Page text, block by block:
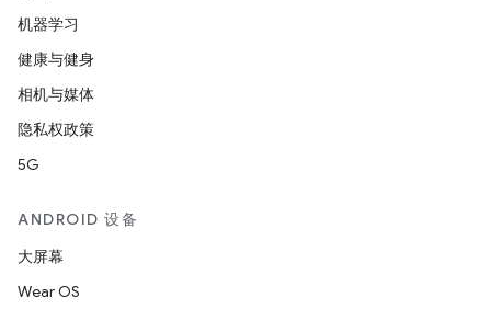
机器学习
健康与健身
相机与媒体
隐私权政策
5G
ANDROID 设备
大屏幕
Wear OS